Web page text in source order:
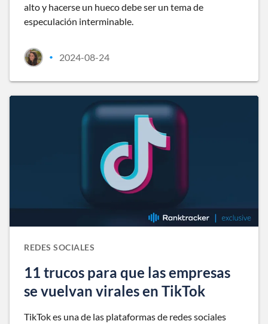
alto y hacerse un hueco debe ser un tema de
especulación interminable.
• 2024-08-24
REDES SOCIALES
11 trucos para que las empresas
se vuelvan virales en TikTok
TikTok es una de las plataformas de redes sociales